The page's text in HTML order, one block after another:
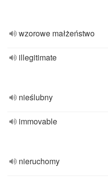
wzorowe małżeństwo
illegitimate
nieślubny
immovable
nieruchomy